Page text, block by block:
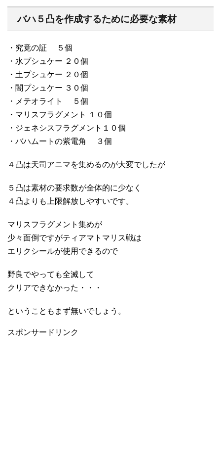
バハ５凸を作成するために必要な素材
・究竟の証 ５個
・水プシュケー ２０個
・土プシュケー ２０個
・闇プシュケー ３０個
・メテオライト ５個
・マリスフラグメント １０個
・ジェネシスフラグメント１０個
・バハムートの紫電角 ３個
４凸は天司アニマを集めるのが大変でしたが
５凸は素材の要求数が全体的に少なく
４凸よりも上限解放しやすいです。
マリスフラグメント集めが
少々面倒ですがティアマトマリス戦は
エリクシールが使用できるので
野良でやっても全滅して
クリアできなかった・・・
ということもまず無いでしょう。
スポンサードリンク